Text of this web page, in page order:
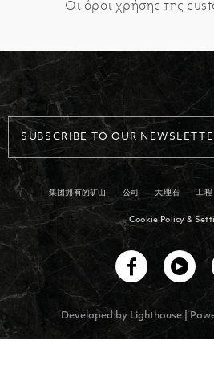
购物广场
雕塑
Οι όροι χρήσης της
SUBSCRIBE TO OUR
集团拥有的矿山 公司 大理石 工程
Cookie Policy &
Developed by Lighthouse|